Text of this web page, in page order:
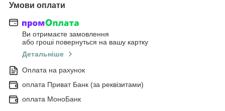
Умови оплати
Ви отримаєте замовлення
або гроші повернуться на вашу картку
Детальніше
Оплата на рахунок
оплата Приват Банк (за реквізитами)
оплата МоноБанк